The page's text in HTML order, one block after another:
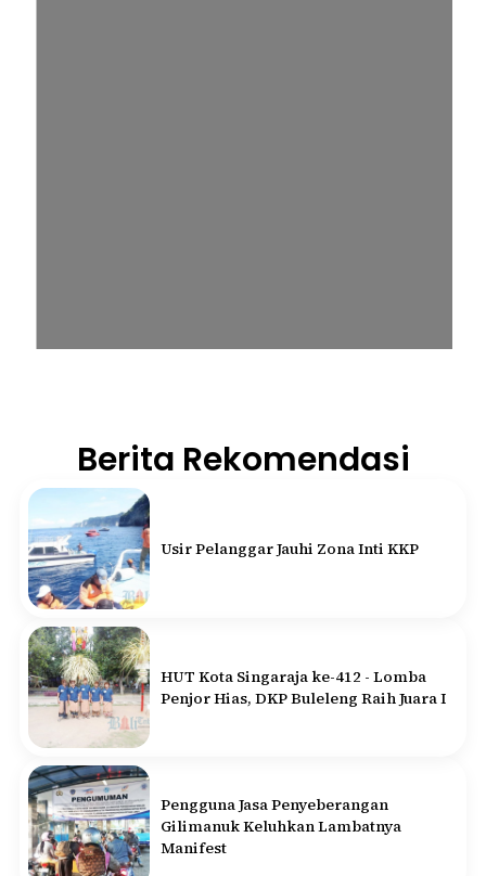
Berita Rekomendasi
Usir Pelanggar Jauhi Zona Inti KKP
HUT Kota Singaraja ke-412 - Lomba
Penjor Hias, DKP Buleleng Raih Juara I
Pengguna Jasa Penyeberangan
Gilimanuk Keluhkan Lambatnya
Manifest